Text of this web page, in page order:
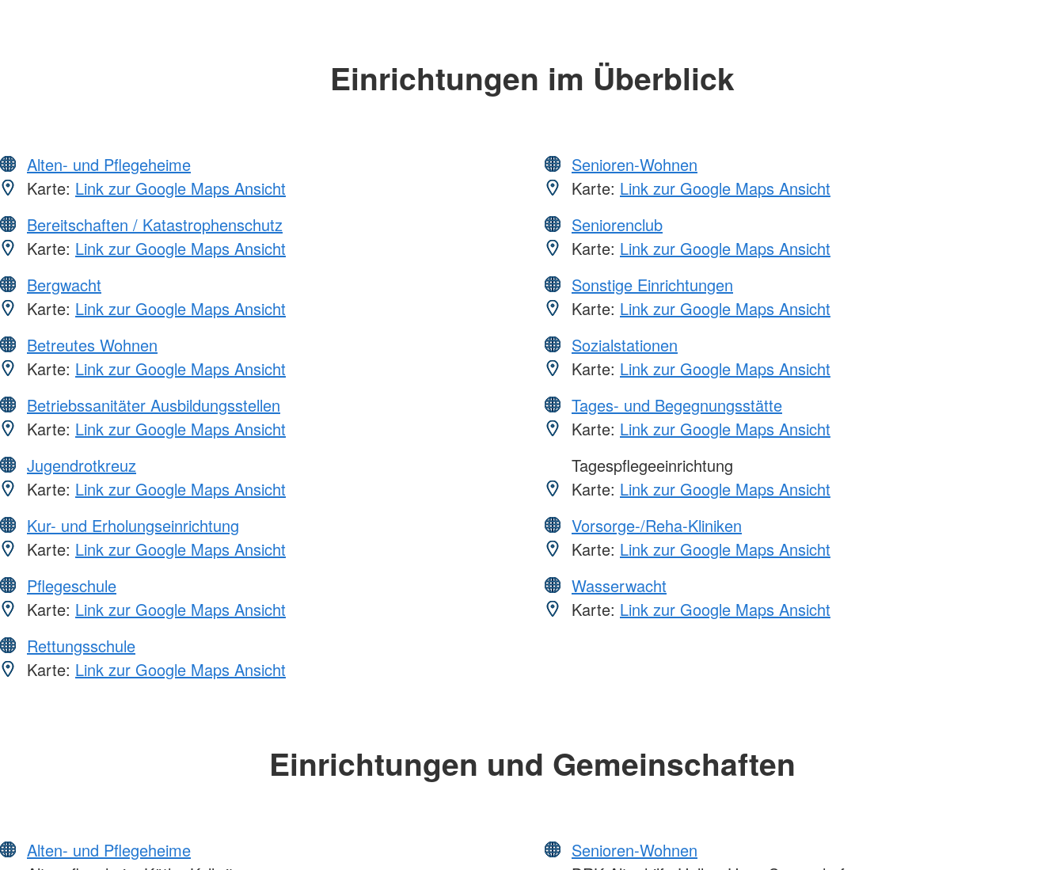
Einrichtungen im Überblick
Alten- und Pflegeheime
Karte: Link zur Google Maps Ansicht
Bereitschaften / Katastrophenschutz
Karte: Link zur Google Maps Ansicht
Bergwacht
Karte: Link zur Google Maps Ansicht
Betreutes Wohnen
Karte: Link zur Google Maps Ansicht
Betriebssanitäter Ausbildungsstellen
Karte: Link zur Google Maps Ansicht
Jugendrotkreuz
Karte: Link zur Google Maps Ansicht
Kur- und Erholungseinrichtung
Karte: Link zur Google Maps Ansicht
Pflegeschule
Karte: Link zur Google Maps Ansicht
Rettungsschule
Karte: Link zur Google Maps Ansicht
Senioren-Wohnen
Karte: Link zur Google Maps Ansicht
Seniorenclub
Karte: Link zur Google Maps Ansicht
Sonstige Einrichtungen
Karte: Link zur Google Maps Ansicht
Sozialstationen
Karte: Link zur Google Maps Ansicht
Tages- und Begegnungsstätte
Karte: Link zur Google Maps Ansicht
Tagespflegeeinrichtung
Karte: Link zur Google Maps Ansicht
Vorsorge-/Reha-Kliniken
Karte: Link zur Google Maps Ansicht
Wasserwacht
Karte: Link zur Google Maps Ansicht
Einrichtungen und Gemeinschaften
Alten- und Pflegeheime
Senioren-Wohnen